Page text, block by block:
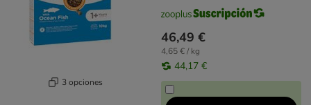
3 opciones
46,49 €
4,65 € / kg
44,17 €